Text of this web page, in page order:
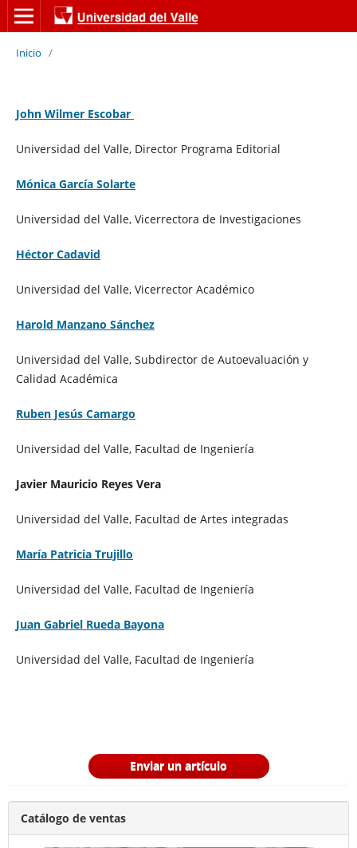
Inicio /
John Wilmer Escobar
Universidad del Valle, Director Programa Editorial
Mónica García Solarte
Universidad del Valle, Vicerrectora de Investigaciones
Héctor Cadavid
Universidad del Valle, Vicerrector Académico
Harold Manzano Sánchez
Universidad del Valle, Subdirector de Autoevaluación y
Calidad Académica
Ruben Jesús Camargo
Universidad del Valle, Facultad de Ingeniería
Javier Mauricio Reyes Vera
Universidad del Valle, Facultad de Artes integradas
María Patricia Trujillo
Universidad del Valle, Facultad de Ingeniería
Juan Gabriel Rueda Bayona
Universidad del Valle, Facultad de Ingeniería
Enviar un artículo
Catálogo de ventas